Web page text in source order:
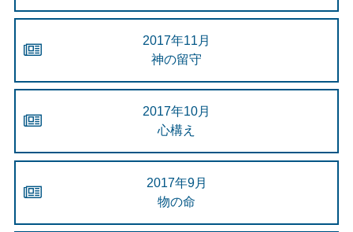
2017年11月
神の留守
2017年10月
心構え
2017年9月
物の命